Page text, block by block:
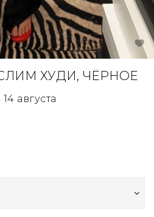
ХУДИ, ЧЁРНОЕ
августа